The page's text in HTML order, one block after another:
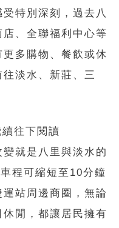
特別深刻，過去八
、全聯福利中心等
多購物、餐飲或休
淡水、新莊、三
往下閱讀
就是八里與淡水的
程可縮短至10分鐘
站周邊商圈，無論
閒，都讓居民擁有